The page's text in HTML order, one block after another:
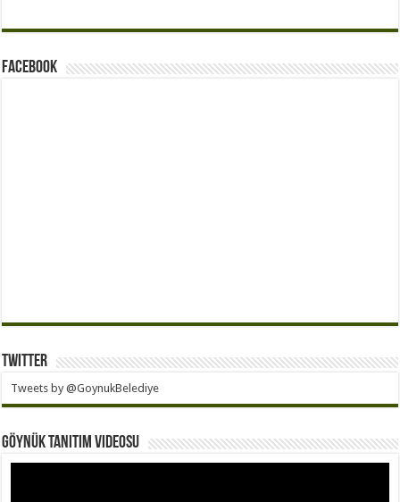
Facebook
Twitter
Tweets by @GoynukBelediye
Göynük Tanıtım Videosu